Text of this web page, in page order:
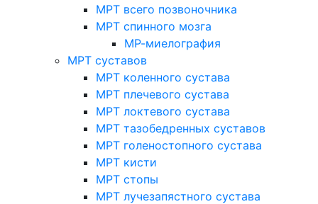
МРТ всего позвоночника
МРТ спинного мозга
МР-миелография
МРТ суставов
МРТ коленного сустава
МРТ плечевого сустава
МРТ локтевого сустава
МРТ тазобедренных суставов
МРТ голеностопного сустава
МРТ кисти
МРТ стопы
МРТ лучезапястного сустава